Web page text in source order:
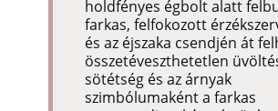
holdfényes égbolt alatt
farkas, felfokozott
és az éjszaka csendjén át
összetéveszthetetlen
sötétség és az árnyak
szimbólumaként a farkas